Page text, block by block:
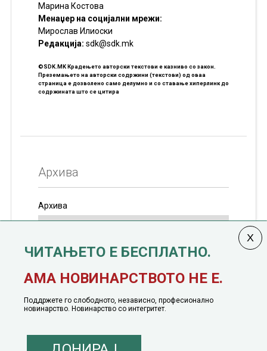
Марина Костова
Менаџер на социјални мрежи:
Мирослав Илиоски
Редакцијa: sdk@sdk.mk
©SDK.MK Крадењето авторски текстови е казниво со закон.
Преземањето на авторски содржини (текстови) од оваа
страница е дозволено само делумно и со ставање хиперлинк до
содржината што се цитира
Архива
Архива
јануари, 1991 година
ЧИТАЊЕТО Е БЕСПЛАТНО.
АМА НОВИНАРСТВОТО НЕ Е.
Поддржете го слободното, независно, професионално
новинарство. Новинарство со интегритет.